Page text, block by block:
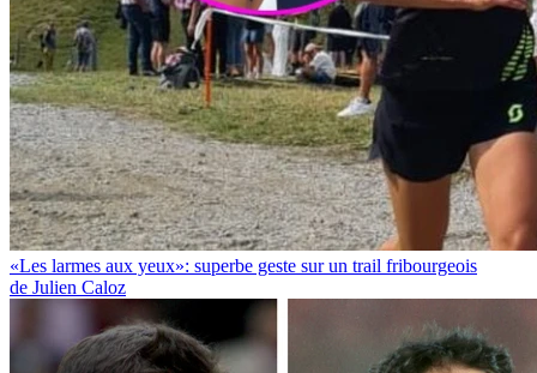
«Les larmes aux yeux»: superbe geste sur un trail fribourgeois
de Julien Caloz